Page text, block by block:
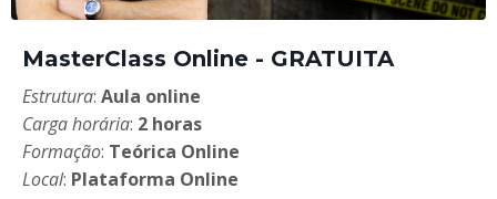
MasterClass Online - GRATUITA
Estrutura: Aula online
Carga horária: 2 horas
Formação: Teórica Online
Local: Plataforma Online